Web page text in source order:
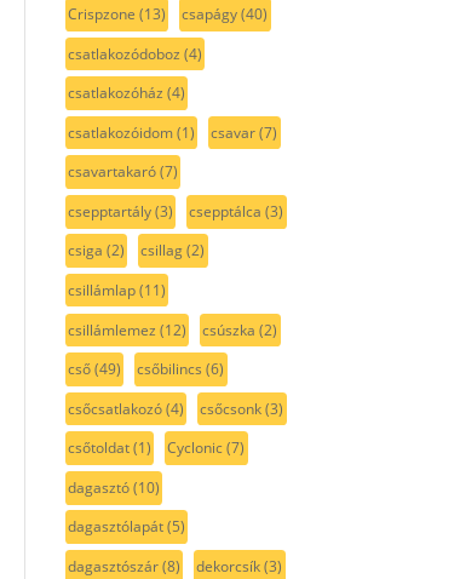
Crispzone (13) csapágy(40)
csatlakozódoboz (4)
csatlakozóház (4)
csatlakozóidom(1) csavar(7)
csavartakaró(7)
csepptartály(3) csepptálca (3)
csiga (2) csillag(2)
csillámlap(11)
csillámlemez (12) csúszka (2)
cső(49) csőbilincs (6)
csőcsatlakozó(4) csőcsonk(3)
csőtoldat(1) Cyclonic(7)
dagasztó(10)
dagasztólapát(5)
dagasztószár(8) dekorcsík(3)